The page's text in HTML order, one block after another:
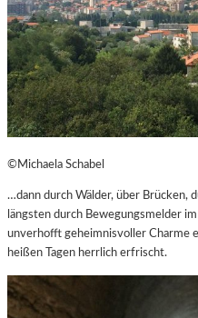
©Michaela Schabel
…dann durch Wälder, über Brücken,
längsten durch Bewegungsmelder
unverhofft geheimnisvoller Charme
heißen Tagen herrlich erfrischt.